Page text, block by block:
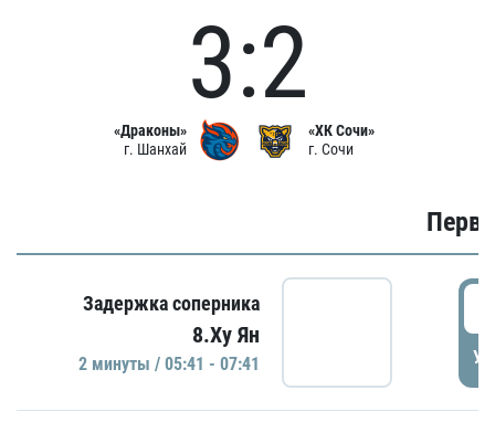
«Драконы»
г. Шанхай
3:2
«ХК Сочи»
г. Сочи
Задержка соперника
8.Ху Ян
2 минуты / 05:41 - 07:41